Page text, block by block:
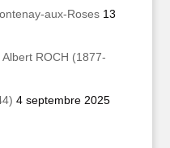
aux-Roses 13
ROCH (1877-
4 septembre 2025